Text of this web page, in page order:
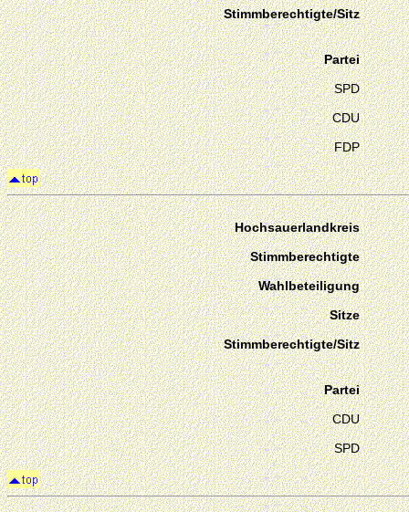
Stimmberechtigte/Sitz
Partei
SPD
CDU
FDP
Hochsauerlandkreis
Stimmberechtigte
Wahlbeteiligung
Sitze
Stimmberechtigte/Sitz
Partei
CDU
SPD